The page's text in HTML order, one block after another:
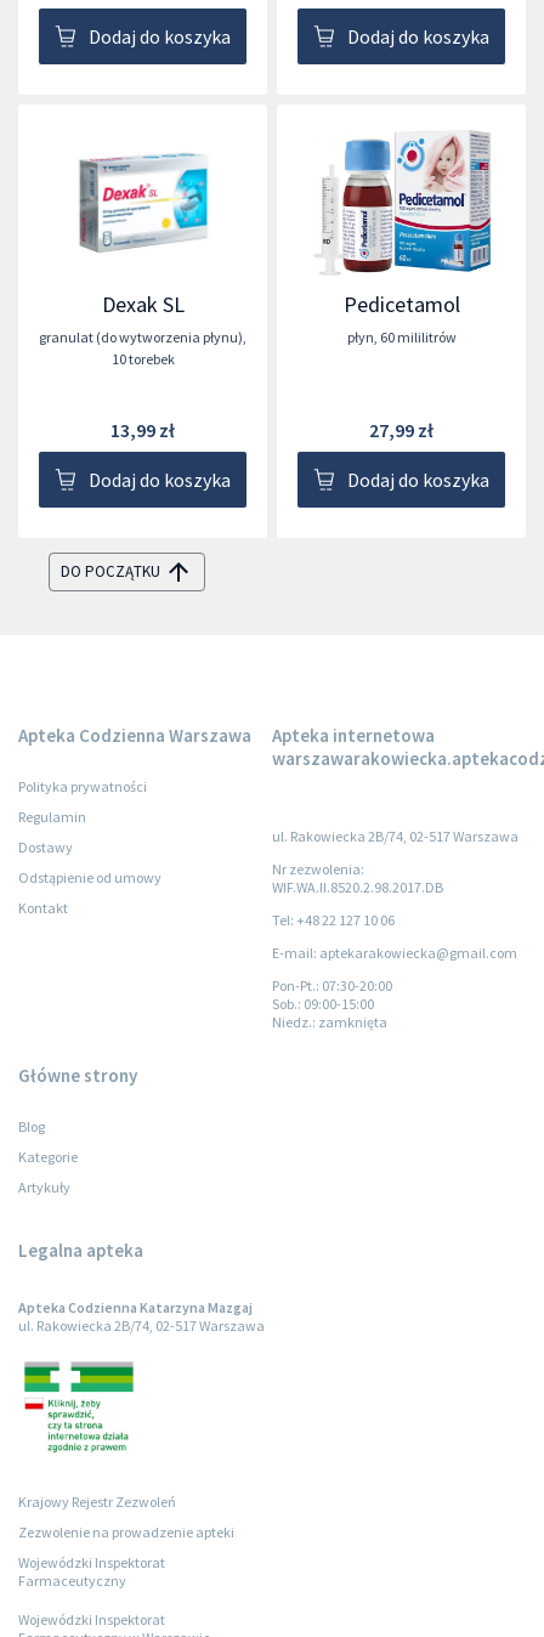
Dodaj do koszyka Dodaj do koszyka
Dexak SL
granulat (do wytworzenia płynu)
10 torebek
13,99 zł
Dodaj do koszyka
Pedicetamol
płyn 60 mililitrów
27,99 zł
Dodaj do koszyka
DO POCZĄTKU
Apteka Codzienna Warszawa
Polityka prywatności
Regulamin
Dostawy
Odstąpienie od umowy
Kontakt
Apteka internetowa
ul. Rakowiecka 2B/74, 02-517 Warszawa
Nr zezwolenia:
WIF.WA.II.8520.2.98.2017.DB
Tel: +48 22 127 10 06
E-mail: aptekarakowiecka@gmail.com
Pon-Pt.: 07:30-20:00
Sob.: 09:00-15:00
Niedz.: zamknięta
Główne strony
Blog
Kategorie
Artykuły
Legalna apteka
Apteka Codzienna Katarzyna Mazgaj
ul. Rakowiecka 2B/74, 02-517 Warszawa
Krajowy Rejestr Zezwoleń
Zezwolenie na prowadzenie apteki
Wojewódzki Inspektorat
Farmaceutyczny
Wojewódzki Inspektorat